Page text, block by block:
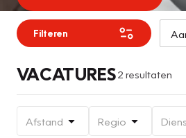
Filteren
VACATURES2 resultaten
Afstand Regio